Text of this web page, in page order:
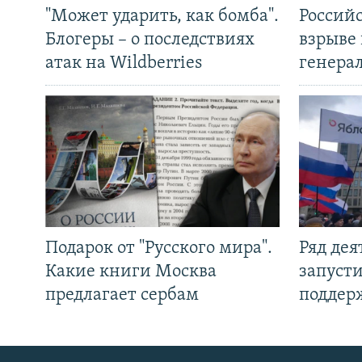
"Может ударить, как бомба".
Блогеры – о последствиях
атак на Wildberries
Подарок от "Русского мира".
Какие книги Москва
предлагает сербам
взрыве
Ряд